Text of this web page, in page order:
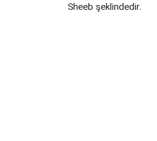
Sheeb şeklindedir.